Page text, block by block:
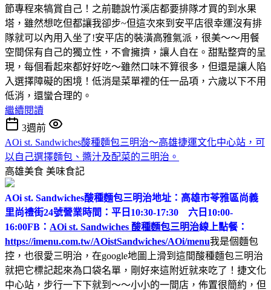
節專程來犒賞自己！之前聽說竹溪店都要排隊才買的到水果
塔，雖然想吃但都讓我卻步~但這次來到安平店很幸運沒有排
隊就可以內用入坐了!安平店的裝潢高雅氣派，很美～～用餐
空間保有自己的獨立性，不會擁擠，讓人自在。甜點整齊的呈
現，每個看起來都好好吃～雖然口味不算很多，但還是讓人陷
入選擇障礙的困境！低消是菜單裡的任一品項，六歲以下不用
低消，還蠻合理的。
繼續閱讀
3週前
AOi st. Sandwiches酸種麵包三明治～高雄捷運文化中心站，可
以自己選擇麵包、醬汁及配菜的三明治。
高雄美食 美味食記
AOi st. Sandwiches酸種麵包三明治地址：高雄市苓雅區尚義
里尚禮街24號營業時間：平日10:30-17:30 六日10:00-
16:00FB： AOi st. Sandwiches 酸種麵包三明治線上點餐：
https://imenu.com.tw/AOistSandwiches/AOi/menu我是個麵包
控，也很愛三明治，在google地圖上滑到這間酸種麵包三明治
就把它標記起來為口袋名單，剛好來這附近就來吃了！捷文化
中心站，步行一下下就到～～小小的一間店，佈置很簡約，但